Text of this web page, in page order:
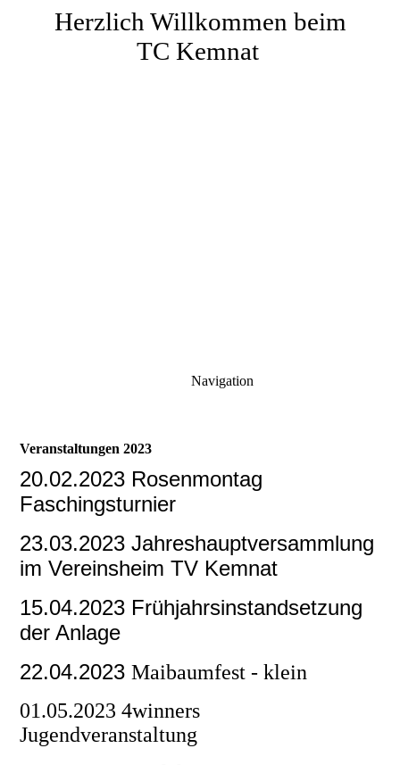
Herzlich Willkommen beim
TC Kemnat
Navigation
Veranstaltungen 2023
20.02.2023 Rosenmontag
Faschingsturnier
23.03.2023 Jahreshauptversammlung
im Vereinsheim TV Kemnat
15.04.2023 Frühjahrsinstandsetzung
der Anlage
22.04.2023Maibaumfest - klein
01.05.2023 4winners
Jugendveranstaltung